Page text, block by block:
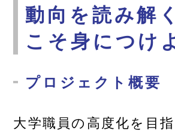
動向を読み解
こそ身につけ
プロジェクト概要
大学職員の高度化を目